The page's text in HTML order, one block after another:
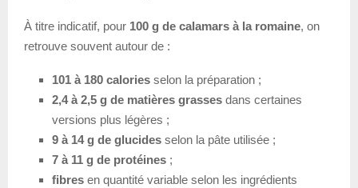
À titre indicatif, pour 100 g de calamars à la romaine, on
retrouve souvent autour de :
101 à 180 calories selon la préparation ;
2,4 à 2,5 g de matières grasses dans certaines
versions plus légères ;
9 à 14 g de glucides selon la pâte utilisée ;
7 à 11 g de protéines ;
fibres en quantité variable selon les ingrédients